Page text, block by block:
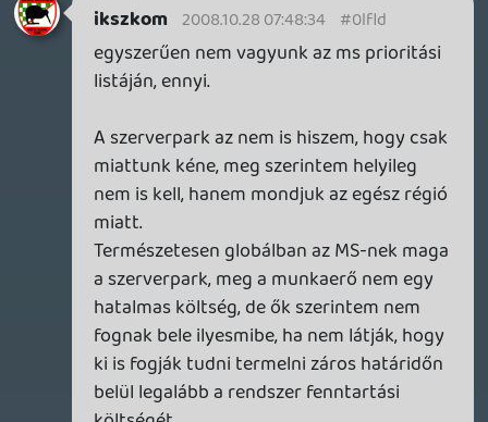
Tomtom 2008.10.27 19:32:02 #0lfl9
Gaben 2008.10.26 13:15:51
Pukhi-zik 2008.10.27 18:53:42 #0lfl8
Ez már aránylag egy érthetö válasz.
ilyesmikröl miért nem beszélnek?
viszont szerverpark témában tényleg nem
vagyok szakavatott de tényleg oylan nagy
szerverpark kellene M O- hoz? ez lehet
hulén hangzik de ide minek szerverpark az
nem jo ami a szomszédban van? És az tuti
,h a magyar csapat (legyen monnyuk 5 e
fő) ugy leterhelné a live-ot? persze biztos
nem tökmag az ára de nem hiszem h több
száz guriga. És ha igen? MS röl beszélünk
kérem.Meg nehogy pár rendeszergazda